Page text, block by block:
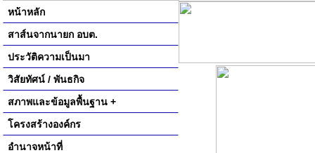
หน้าหลัก
สาส์นจากนายก อบต.
ประวัติความเป็นมา
วิสัยทัศน์ / พันธกิจ
สภาพและข้อมูลพื้นฐาน +
โครงสร้างองค์กร
อำนาจหน้าที่